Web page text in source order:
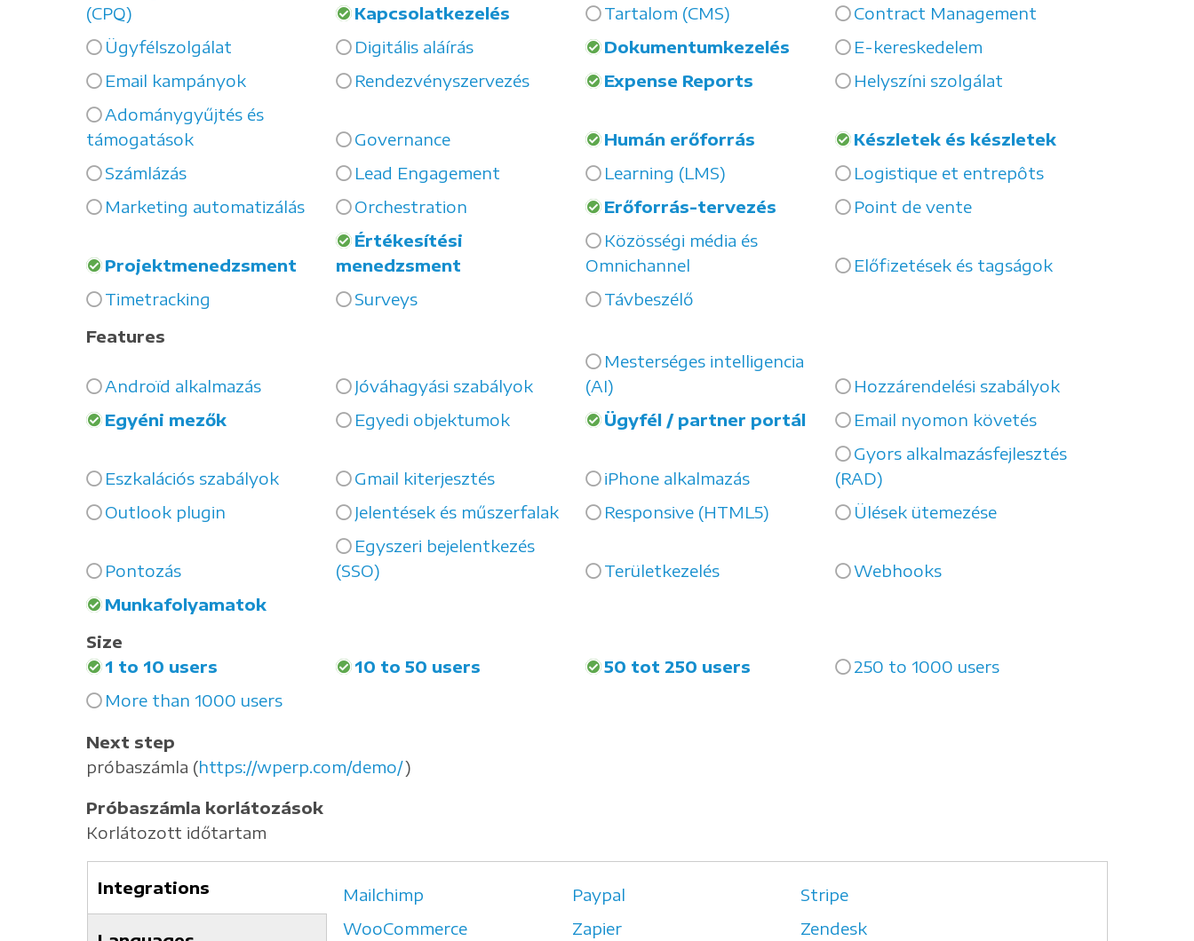
(CPQ)
Kapcsolatkezelés Tartalom (CMS)
Contract Management
Ügyfélszolgálat
Digitális aláírás Dokumentumkezelés
E-kereskedelem
Email kampányok
Rendezvényszervezés Expense Reports
Helyszíni szolgálat
Adománygyűjtés és
támogatások
Governance Humán erőforrás
Készletek és készletek
Számlázás
Lead Engagement Learning (LMS)
Logistique et entrepôts
Marketing automatizálás
Orchestration Erőforrás-tervezés Point de vente
Projektmenedzsment
Értékesítési
menedzsment
Közösségi média és
Omnichannel
Előfizetések és tagságok
Timetracking
Surveys
Távbeszélő
Features
Androïd alkalmazás Jóváhagyási szabályok
Mesterséges intelligencia
(AI)
Hozzárendelési szabályok
Egyéni mezők
Egyedi objektumok Ügyfél / partner portál Email nyomon követés
Eszkalációs szabályok Gmail kiterjesztés iPhone alkalmazás
Gyors alkalmazásfejlesztés
(RAD)
Outlook plugin
Jelentések és műszerfalak Responsive (HTML5) Ülések ütemezése
Pontozás
Egyszeri bejelentkezés
(SSO)
Területkezelés
Webhooks
Munkafolyamatok
Size
1 to 10 users
10 to 50 users 50 tot 250 users
250 to 1000 users
More than 1000 users
Next step
próbaszámla (https://wperp.com/demo/)
Próbaszámla korlátozások
Korlátozott időtartam
Integrations
(aktív
Mailchimp Paypal
Stripe
WooCommerce
Zapier Zendesk